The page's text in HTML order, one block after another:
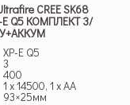
CREE SK68
E Q5 КОМПЛЕКТ З/
У+АККУМ
XP-E Q5
3
400
1 x 14500, 1 x AA
93×25мм